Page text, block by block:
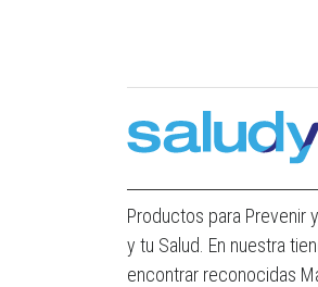
Productos para Prevenir
y tu Salud. En nuestra
encontrar reconocidas